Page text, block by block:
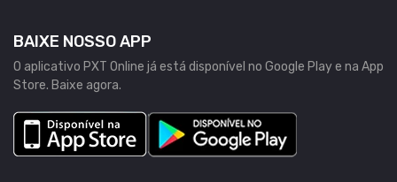
BAIXE NOSSO APP
O aplicativo PXT Online já está disponível no Google Play e na App
Store. Baixe agora.